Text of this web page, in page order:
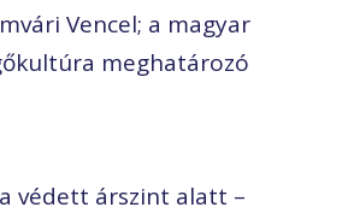
Vencel; a magyar
meghatározó
védett árszint alatt –